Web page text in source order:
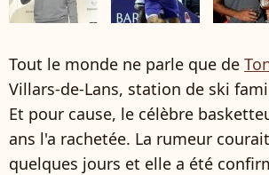
Tout le monde ne parle que de
Villars-de-Lans, station de ski
Et pour cause, le célèbre
ans l'a rachetée. La rumeur
quelques jours et elle a été